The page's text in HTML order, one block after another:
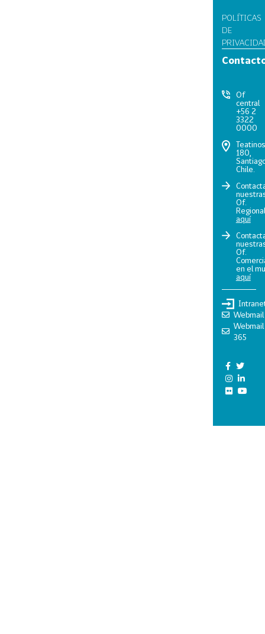
POLÍTICAS
DE
Of
central
+56 2
3322
0000
Teatinos
180,
Chile.
Of.
aquí
Of.
en el
aquí
Webmail
Webmail
365